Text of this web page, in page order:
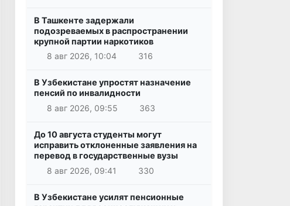
В Ташкенте задержали
подозреваемых в распространении
крупной партии наркотиков
8 авг 2026, 10:04
316
В Узбекистане упростят назначение
пенсий по инвалидности
8 авг 2026, 09:55
363
До 10 августа студенты могут
исправить отклоненные заявления на
перевод в государственные вузы
8 авг 2026, 09:41
330
В Узбекистане усилят пенсионные